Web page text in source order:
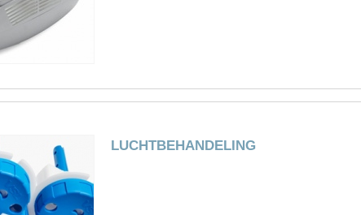
LUCHTBEHANDELING